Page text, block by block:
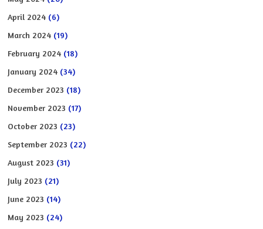
April 2024 (6)
March 2024 (19)
February 2024 (18)
January 2024 (34)
December 2023 (18)
November 2023 (17)
October 2023 (23)
September 2023 (22)
August 2023 (31)
July 2023 (21)
June 2023 (14)
May 2023 (24)